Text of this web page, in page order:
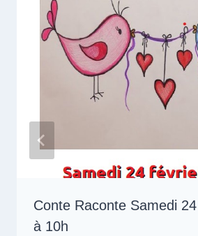
Conte Raconte Samedi
à 10h